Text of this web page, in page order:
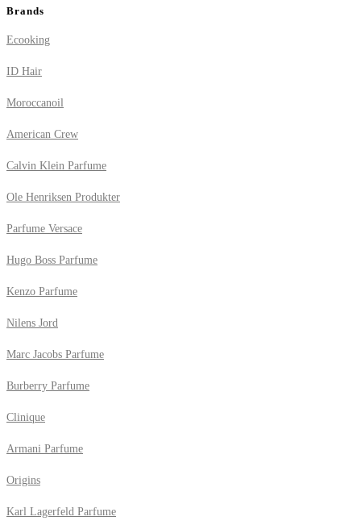
Brands
Ecooking
ID Hair
Moroccanoil
American Crew
Calvin Klein Parfume
Ole Henriksen Produkter
Parfume Versace
Hugo Boss Parfume
Kenzo Parfume
Nilens Jord
Marc Jacobs Parfume
Burberry Parfume
Clinique
Armani Parfume
Origins
Karl Lagerfeld Parfume